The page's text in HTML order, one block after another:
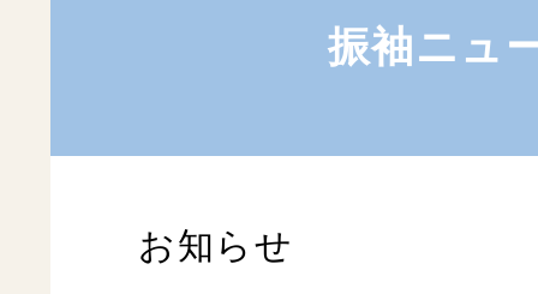
振袖ニュ
お知らせ